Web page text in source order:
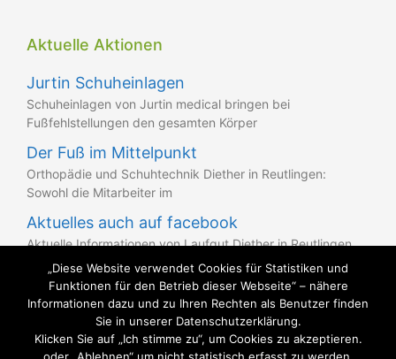
Aktuelle Aktionen
Jurtin Schuheinlagen
Schuheinlagen von Jurtin medical bringen bei
Fußfehlstellungen den gesamten Körper
Der Fuß im Mittelpunkt
Orthopädie und Schuhtechnik Diether in Reutlingen:
Sowohl die Mitarbeiter im
Aktuelles auch auf facebook
Aktuelle Informationen von Laufgut Diether in Reutlingen
finden Sie auch
„Diese Website verwendet Cookies für Statistiken und
Funktionen für den Betrieb dieser Webseite“ – nähere
Informationen dazu und zu Ihren Rechten als Benutzer finden
Sie in unserer Datenschutzerklärung.
Klicken Sie auf „Ich stimme zu“, um Cookies zu akzeptieren.